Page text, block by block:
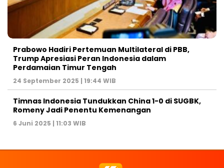
Prabowo Hadiri Pertemuan Multilateral di PBB,
Trump Apresiasi Peran Indonesia dalam
Perdamaian Timur Tengah
24 September 2025 | 19:44 WIB
Timnas Indonesia Tundukkan China 1-0 di SUGBK,
Romeny Jadi Penentu Kemenangan
6 Juni 2025 | 11:03 WIB